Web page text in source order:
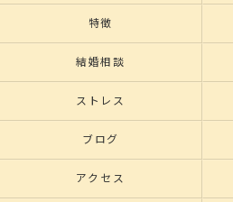
特徴
結婚相談
ストレス
ブログ
アクセス